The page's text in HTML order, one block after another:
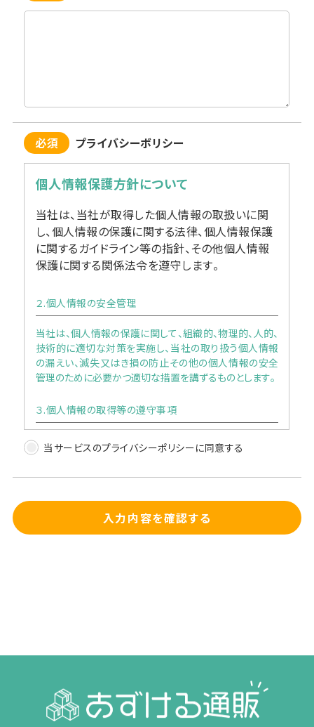
必須 プライバシーボリシー
個人情報保護方針について
当社は、当社が取得した個人情報の取扱いに関
し、個人情報の保護に関する法律、個人情報保護
に関するガイドライン等の指針、その他個人情報
保護に関する関係法令を遵守します。
２.個人情報の安全管理
当社は、個人情報の保護に関して、組織的、物理的、人的、
技術的に適切な対策を実施し、当社の取り扱う個人情報
の漏えい、滅失又はき損の防止その他の個人情報の安全
管理のために必要かつ適切な措置を講ずるものとします。
３.個人情報の取得等の遵守事項
当社による個人情報の取得、利用、提供については、以下
の事項を遵守します。
イト（以下「本サイト」といいます。）の運営に必要な範囲で、
本サイトの一般利用者（以下「ユーザー」といいます。）又は
本サイトに広告掲載を行う者（以下「掲載主」といいます。）
(3)個人情報の提供等
当社は、法令で定める場合を除き、本人の同意に基づき取
得した個人情報を、本人の事前の同意なく第三者に提供す
当サービスのプライバシーポリシーに同意する
入力内容を確認する